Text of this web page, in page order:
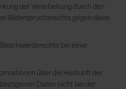
der Verarbeitung durch den
Widerspruchsrechts gegen diese
bei einer
über die Herkunft der
Daten nicht bei der